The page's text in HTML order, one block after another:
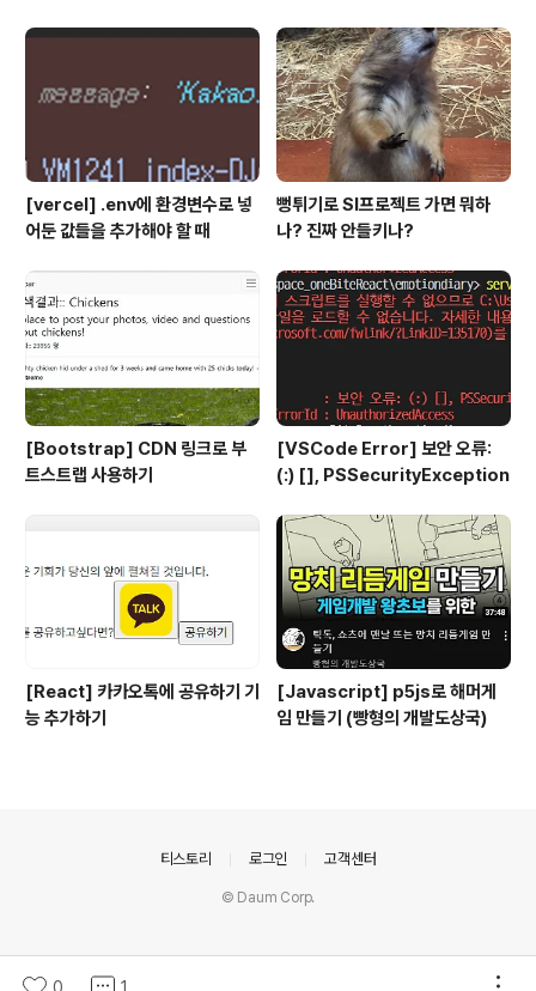
[vercel] .env에 환경변수로 넣
어둔 값들을 추가해야 할 때
뻥튀기로 SI프로젝트 가면 뭐하
나? 진짜 안들키나?
[Bootstrap] CDN 링크로 부
트스트랩 사용하기
[VSCode Error] 보안 오류:
(:) [], PSSecurityException
[React] 카카오톡에 공유하기 기
능 추가하기
[Javascript] p5js로 해머게
임 만들기 (빵형의 개발도상국)
티스토리 로그인 고객센터
© Daum Corp.